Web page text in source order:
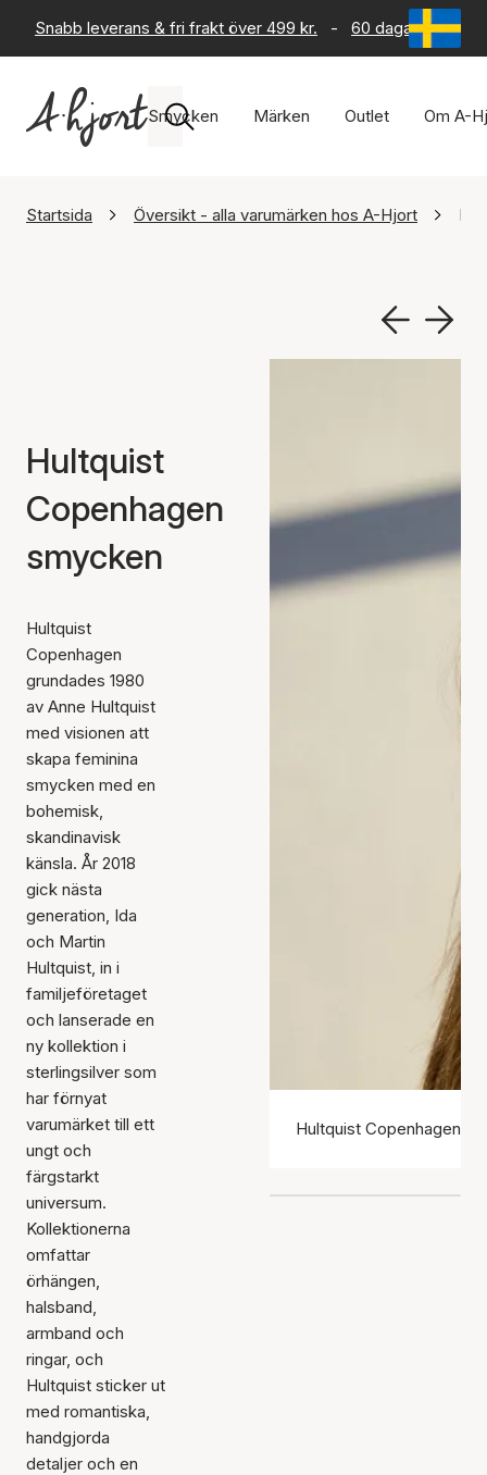
Snabb leverans & fri frakt över 499 kr. - 60 dagars
Smycken Märken Outlet Om A-
Startsida Översikt - alla varumärken hos A-Hjort
Hultquist
Copenhagen
smycken
Hultquist
Copenhagen
grundades 1980
av Anne Hultquist
med visionen att
skapa feminina
smycken med en
bohemisk,
skandinavisk
känsla. År 2018
gick nästa
generation, Ida
och Martin
Hultquist, in i
familjeföretaget
och lanserade en
ny kollektion i
sterlingsilver som
har förnyat
varumärket till ett
ungt och
färgstarkt
universum.
Kollektionerna
omfattar
örhängen,
halsband,
armband och
ringar, och
Hultquist sticker ut
med romantiska,
handgjorda
detaljer och en
Hultquist Copenhagen